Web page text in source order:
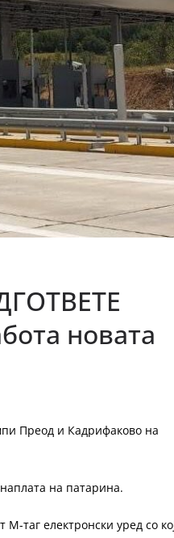
новата
Преод и Кадрифаково на
на патарина.
таг електронски уред со